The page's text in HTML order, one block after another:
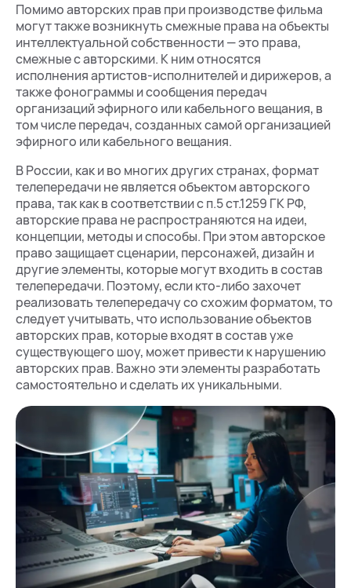
Помимо авторских прав при производстве фильма
могут также возникнуть смежные права на объекты
интеллектуальной собственности — это права,
смежные с авторскими. К ним относятся
исполнения артистов-исполнителей и дирижеров, а
также фонограммы и сообщения передач
организаций эфирного или кабельного вещания, в
том числе передач, созданных самой организацией
эфирного или кабельного вещания.
В России, как и во многих других странах, формат
телепередачи не является объектом авторского
права, так как в соответствии с п.5 ст.1259 ГК РФ,
авторские права не распространяются на идеи,
концепции, методы и способы. При этом авторское
право защищает сценарии, персонажей, дизайн и
другие элементы, которые могут входить в состав
телепередачи. Поэтому, если кто-либо захочет
реализовать телепередачу со схожим форматом, то
следует учитывать, что использование объектов
авторских прав, которые входят в состав уже
существующего шоу, может привести к нарушению
авторских прав. Важно эти элементы разработать
самостоятельно и сделать их уникальными.